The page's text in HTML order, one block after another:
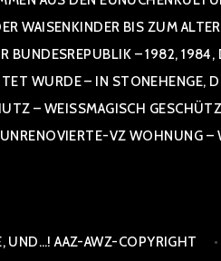
WAISENKINDER BIS ZUM
– 1982, 1984,
WURDE – IN STONEHENGE,
– WEISSMAGISCH
VZ WOHNUNG –
UND…! AAZ-AWZ-COPYRIGHT